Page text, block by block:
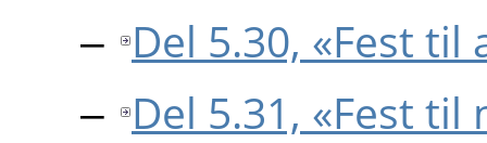
Del 5.30, «Fest
Del 5.31, «Fest